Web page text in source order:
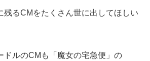
残るCMをたくさん世に出してほしい
ドルのCMも「魔女の宅急便」の